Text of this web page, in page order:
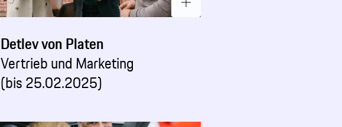
Detlev von Platen
Vertrieb und Marketing
(bis 25.02.2025)